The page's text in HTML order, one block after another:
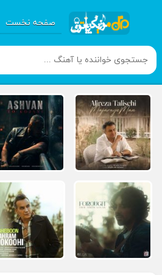
صفحه نخست